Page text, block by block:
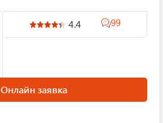
4.4 99
Онлайн заявка